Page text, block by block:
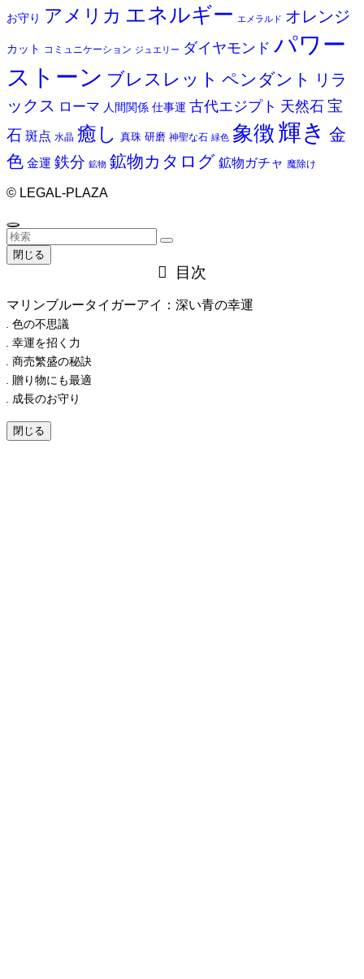
お守り アメリカ エネルギー エメラルド オレンジ
カット コミュニケーション ジュエリー ダイヤモンド パワー
ストーン ブレスレット ペンダント
リラ
ックス ローマ 人間関係 仕事運 古代エジプト 天然石 宝
石 斑点 水晶 癒し 真珠 研磨 神聖な石 緑色 象徴 輝き 金
色 金運 鉄分 鉱物 鉱物カタログ 鉱物ガチャ 魔除け
© LEGAL-PLAZA
閉じる
目次
マリンブルータイガーアイ：深い青の幸運
色の不思議
幸運を招く力
商売繁盛の秘訣
贈り物にも最適
成長のお守り
閉じる